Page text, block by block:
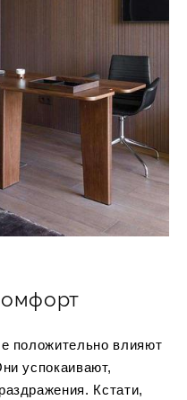
положительно влияют
успокаивают,
Кстати,